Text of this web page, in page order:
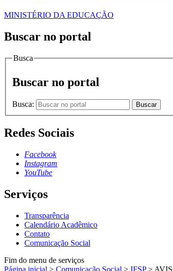
MINISTÉRIO DA EDUCAÇÃO
Buscar no portal
Busca
Buscar no portal
Busca: Buscar
Redes Sociais
Facebook
Instagram
YouTube
Serviços
Transparência
Calendário Acadêmico
Contato
Comunicação Social
Fim do menu de serviços
Página inicial > Comunicação Social > IFSP >